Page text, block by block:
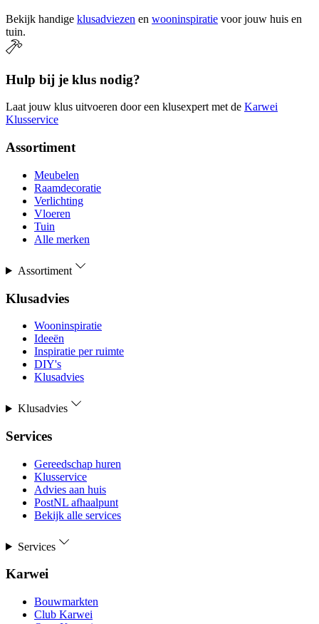
Bekijk handige klusadviezen en wooninspiratie voor jouw huis en
tuin.
Hulp bij je klus nodig?
Laat jouw klus uitvoeren door een klusexpert met de Karwei
Klusservice
Assortiment
Meubelen
Raamdecoratie
Verlichting
Vloeren
Tuin
Alle merken
Assortiment
Klusadvies
Wooninspiratie
Ideeën
Inspiratie per ruimte
DIY's
Klusadvies
Klusadvies
Services
Gereedschap huren
Klusservice
Advies aan huis
PostNL afhaalpunt
Bekijk alle services
Services
Karwei
Bouwmarkten
Club Karwei